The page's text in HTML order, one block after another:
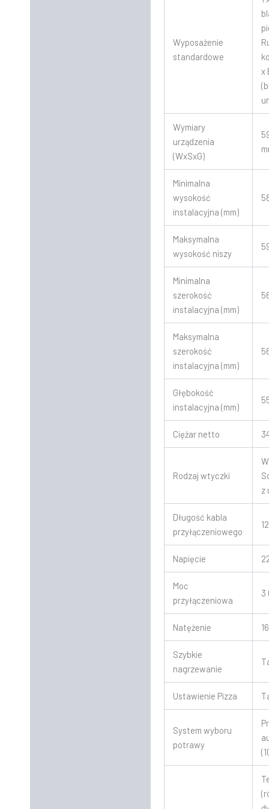
Wyposażenie
standardowe
x
Wymiary
urządzenia
(WxSxG)
Minimalna
wysokość
instalacyjna (mm)
Maksymalna
wysokość niszy
Minimalna
szerokość
instalacyjna (mm)
Maksymalna
szerokość
instalacyjna (mm)
Głębokość
instalacyjna (mm)
Ciężar netto
Rodzaj wtyczki
z
Długość kabla
przyłączeniowego
Napięcie
Moc
przyłączeniowa
3
Natężenie
Szybkie
nagrzewanie
Ustawienie Pizza
System wyboru
potrawy